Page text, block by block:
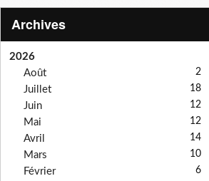
Archives
2026
Août
2
Juillet 18
Juin 12
Mai 12
Avril 14
Mars 10
Février 6